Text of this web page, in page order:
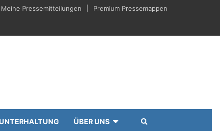
Meine Pressemitteilungen Premium Pressemappen
ÜBER UNS